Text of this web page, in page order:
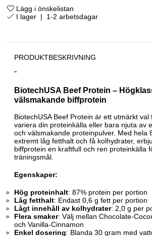
Lägg i önskelistan
| 1-2 arbetsdagar
PRODUKTBESKRIVNING
"
BiotechUSA Beef Protein –
välsmakande biffprotein
BiotechUSA Beef Protein är ett utmärkt val
variera din proteinkälla eller bara njuta av
och välsmakande proteinpulver. Med hela
extremt låg fetthalt och få kolhydrater,
biffprotein en kraftfull och ren proteinkälla
träningsmål.
Egenskaper:
Hög proteinhalt: 87% protein per portion
Låg fetthalt: Endast 0,6 g fett per portion
Lågt innehåll av kolhydrater: 2,0 g per
Flera smaker: Välj mellan Chocolate-
och Vanilla-Cinnamon
Enkel dosering: Blanda 30 gram med